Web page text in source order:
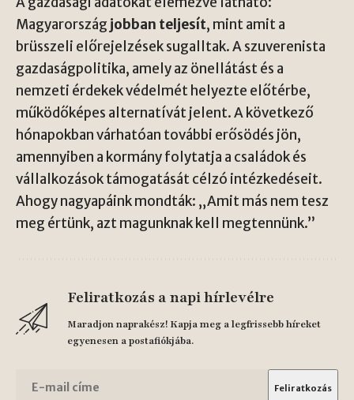
Magyarország jobban teljesít, mint amit a
brüsszeli előrejelzések sugalltak. A szuverenista
gazdaságpolitika, amely az önellátást és a
nemzeti érdekek védelmét helyezte előtérbe,
működőképes alternatívát jelent. A következő
hónapokban várhatóan további erősödés jön,
amennyiben a kormány folytatja a családok és
vállalkozások támogatását célzó intézkedéseit.
Ahogy nagyapáink mondták: „Amit más nem tesz
meg értünk, azt magunknak kell megtennünk.”
Feliratkozás a napi hírlevélre
Maradjon naprakész! Kapja meg a legfrissebb híreket
egyenesen a postafiókjába.